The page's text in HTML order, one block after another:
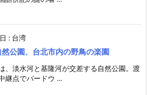
: 台湾
公園、台北市内の野鳥の楽園
、淡水河と基隆河が交差する自然公園。渡
継点でバードウ ...